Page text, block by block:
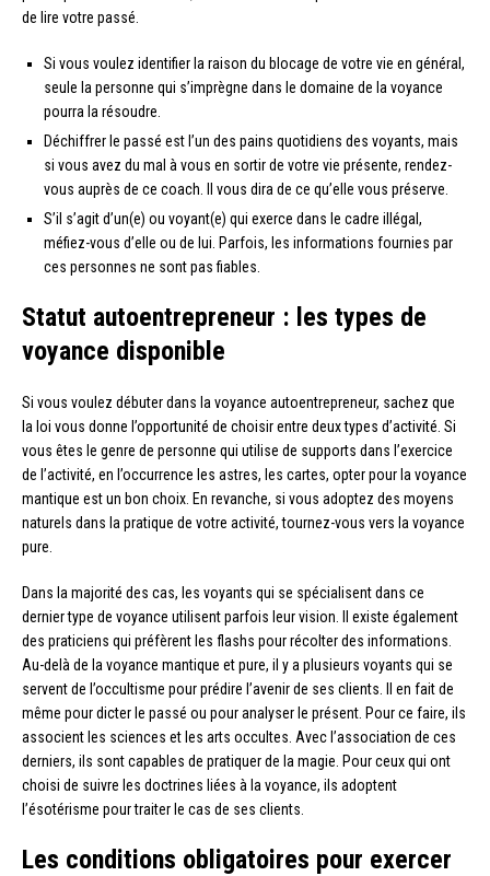
de lire votre passé.
Si vous voulez identifier la raison du blocage de votre vie en général,
seule la personne qui s’imprègne dans le domaine de la voyance
pourra la résoudre.
Déchiffrer le passé est l’un des pains quotidiens des voyants, mais
si vous avez du mal à vous en sortir de votre vie présente, rendez-
vous auprès de ce coach. Il vous dira de ce qu’elle vous préserve.
S’il s’agit d’un(e) ou voyant(e) qui exerce dans le cadre illégal,
méfiez-vous d’elle ou de lui. Parfois, les informations fournies par
ces personnes ne sont pas fiables.
Statut autoentrepreneur : les types de
voyance disponible
Si vous voulez débuter dans la voyance autoentrepreneur, sachez que
la loi vous donne l’opportunité de choisir entre deux types d’activité. Si
vous êtes le genre de personne qui utilise de supports dans l’exercice
de l’activité, en l’occurrence les astres, les cartes, opter pour la voyance
mantique est un bon choix. En revanche, si vous adoptez des moyens
naturels dans la pratique de votre activité, tournez-vous vers la voyance
pure.
Dans la majorité des cas, les voyants qui se spécialisent dans ce
dernier type de voyance utilisent parfois leur vision. Il existe également
des praticiens qui préfèrent les flashs pour récolter des informations.
Au-delà de la voyance mantique et pure, il y a plusieurs voyants qui se
servent de l’occultisme pour prédire l’avenir de ses clients. Il en fait de
même pour dicter le passé ou pour analyser le présent. Pour ce faire, ils
associent les sciences et les arts occultes. Avec l’association de ces
derniers, ils sont capables de pratiquer de la magie. Pour ceux qui ont
choisi de suivre les doctrines liées à la voyance, ils adoptent
l’ésotérisme pour traiter le cas de ses clients.
Les conditions obligatoires pour exercer